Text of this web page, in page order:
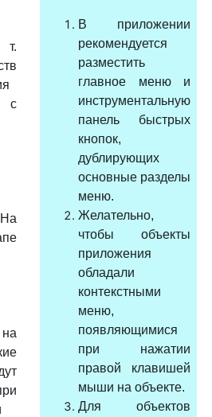
т.
с
На
В приложении
рекомендуется
разместить
главное меню и
инструментальную
панель быстрых
кнопок,
дублирующих
основные разделы
меню.
Желательно,
чтобы объекты
приложения
обладали
контекстными
меню,
появляющимися
при нажатии
правой клавишей
мыши на объекте.
Для объектов